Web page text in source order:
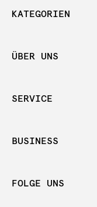
KATEGORIEN
ÜBER UNS
SERVICE
BUSINESS
FOLGE UNS